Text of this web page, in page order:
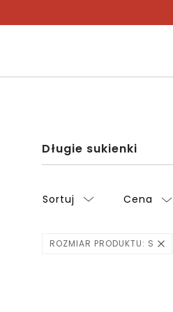
Długie sukienki
Sortuj Cena
ROZMIAR PRODUKTU: S